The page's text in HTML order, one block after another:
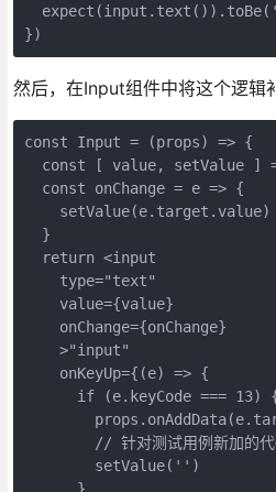
})
然后，在Input组件中将这个逻辑
const Input = (props) => {
const [ value, setValue ]
  const onChange = e => {
    setValue(e.target.value)
  }
  return <input
    type="text"
    value={value}
    onChange={onChange}
    >"input"
    onKeyUp={(e) => {
if (e.keyCode === 13)
// 针对测试用例新加的代
        setValue('')
      }